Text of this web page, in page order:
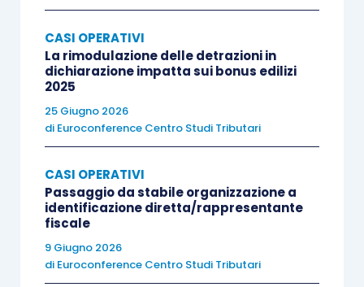
CASI OPERATIVI
La rimodulazione delle detrazioni in
dichiarazione impatta sui bonus edilizi
2025
25 Giugno 2026
di Euroconference Centro Studi Tributari
CASI OPERATIVI
Passaggio da stabile organizzazione a
identificazione diretta/rappresentante
fiscale
9 Giugno 2026
di Euroconference Centro Studi Tributari